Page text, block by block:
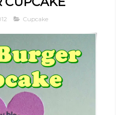
Cupcake